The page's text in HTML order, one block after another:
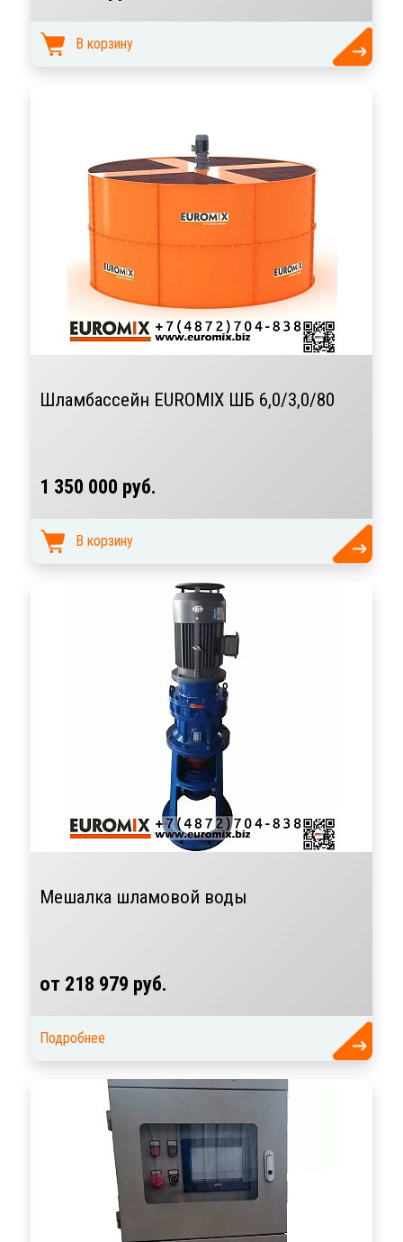
В корзину
Шламбассейн EUROMIX ШБ 6,0/3,0/80
1 350 000 руб.
В корзину
Мешалка шламовой воды
от 218 979 руб.
Подробнее